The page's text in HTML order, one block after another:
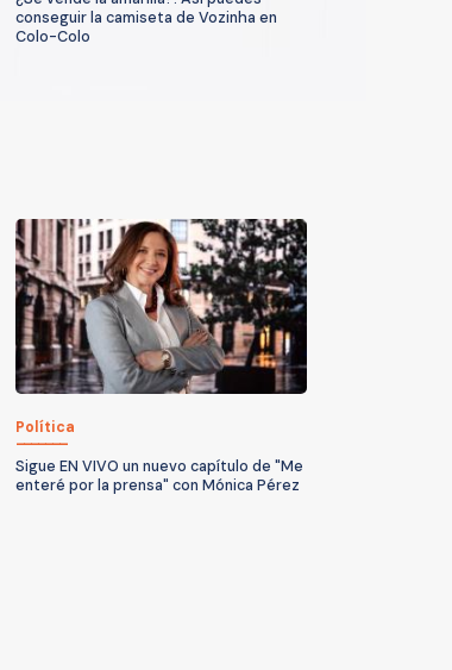
conseguir la camiseta de Vozinha en
Colo-Colo
Política
Sigue EN VIVO un nuevo capítulo de "Me
enteré por la prensa" con Mónica Pérez